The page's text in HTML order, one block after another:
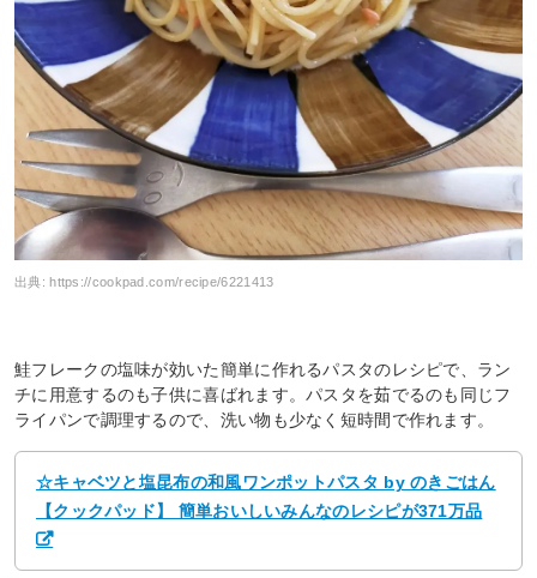
出典:https://cookpad.com/recipe/6221413
鮭フレークの塩味が効いた簡単に作れるパスタのレシピで、ラン
チに用意するのも子供に喜ばれます。パスタを茹でるのも同じフ
ライパンで調理するので、洗い物も少なく短時間で作れます。
☆キャベツと塩昆布の和風ワンポットパスタ by のきごはん
【クックパッド】 簡単おいしいみんなのレシピが371万品